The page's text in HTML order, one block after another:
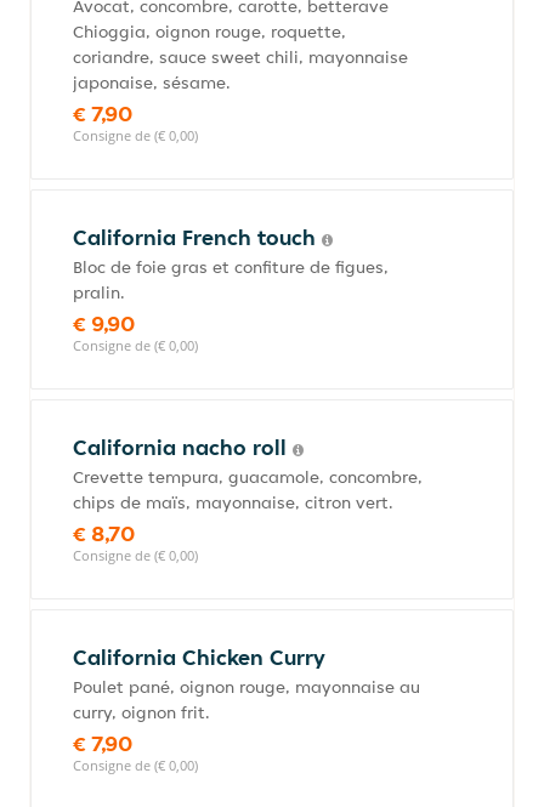
Avocat, concombre, carotte, betterave
Chioggia, oignon rouge, roquette,
coriandre, sauce sweet chili, mayonnaise
japonaise, sésame.
€ 7,90
Consigne de (€ 0,00)
California French touch
Bloc de foie gras et confiture de figues,
pralin.
€ 9,90
Consigne de (€ 0,00)
California nacho roll
Crevette tempura, guacamole, concombre,
chips de maïs, mayonnaise, citron vert.
€ 8,70
Consigne de (€ 0,00)
California Chicken Curry
Poulet pané, oignon rouge, mayonnaise au
curry, oignon frit.
€ 7,90
Consigne de (€ 0,00)